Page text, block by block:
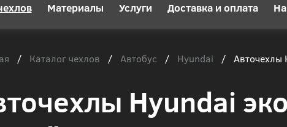
Материалы Услуги Доставка и оплата
/ Каталог чехлов / Автобус / Hyundai / Авточехлы
Hyundai